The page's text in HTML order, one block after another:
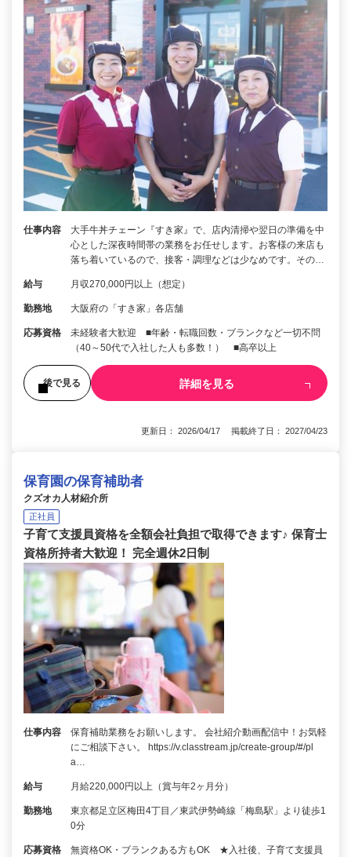
仕事内容
大手牛丼チェーン『すき家』で、店内清掃や翌日の準備を中
心とした深夜時間帯の業務をお任せします。お客様の来店も
落ち着いているので、接客・調理などは少なめです。その…
給与 月収270,000円以上（想定）
勤務地 大阪府の「すき家」各店舗
応募資格
未経験者大歓迎 ■年齢・転職回数・ブランクなど一切不問
（40～50代で入社した人も多数！） ■高卒以上
後で見る 詳細を見る
更新日： 2026/04/17 掲載終了日： 2027/04/23
保育園の保育補助者
クズオカ人材紹介所
正社員
子育て支援員資格を全額会社負担で取得できます♪ 保育士
資格所持者大歓迎！ 完全週休2日制
仕事内容
保育補助業務をお願いします。 会社紹介動画配信中！お気軽
にご相談下さい。 https://v.classtream.jp/create-group/#/pl
a…
給与 月給220,000円以上（賞与年2ヶ月分）
勤務地
東京都足立区梅田4丁目／東武伊勢崎線「梅島駅」より徒歩1
0分
応募資格
無資格OK・ブランクある方もOK ★入社後、子育て支援員